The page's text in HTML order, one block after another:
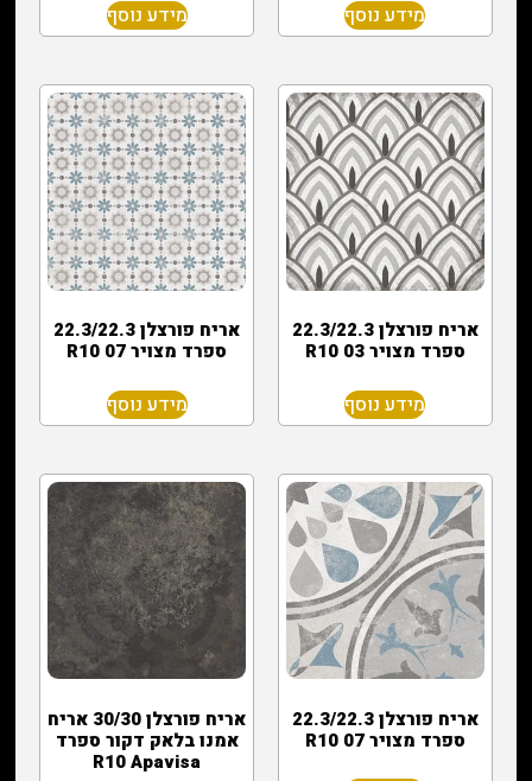
מידע נוסף מידע נוסף
אריח פורצלן 22.3/22.3
ספרד מצויר R10 03
מידע נוסף
אריח פורצלן 22.3/22.3
ספרד מצויר R10 07
מידע נוסף
אריח פורצלן 22.3/22.3
ספרד מצויר R10 07
אריח פורצלן 30/30 אריח
אמנו בלאק דקור ספרד
R10 Apavisa